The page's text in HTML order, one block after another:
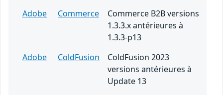
Adobe
Commerce
Commerce B2B versions
1.3.3.x antérieures à
1.3.3-p13
Adobe
ColdFusion
ColdFusion 2023
versions antérieures à
Update 13